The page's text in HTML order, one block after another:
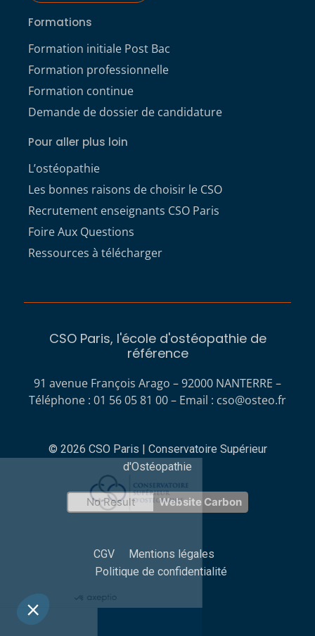
vous présentons
votre visite... C'est OK pour vous ?
politique de confidentialité
Consentements certifiés par
merci
Formations
Formation initiale Post Bac
Formation professionnelle
Formation continue
Demande de dossier de candidature
Pour aller plus loin
L’ostéopathie
Les bonnes raisons de choisir le CSO
Recrutement enseignants CSO Paris
Foire Aux Questions
Ressources à télécharger
CSO Paris, l'école d'ostéopathie de
référence
91 avenue François Arago – 92000 NANTERRE –
Téléphone : 01 56 05 81 00 – Email : cso@osteo.fr
© 2026 CSO Paris | Conservatoire Supérieur
d'Ostéopathie
No Result Website Carbon
CGV
Mentions légales
Politique de confidentialité